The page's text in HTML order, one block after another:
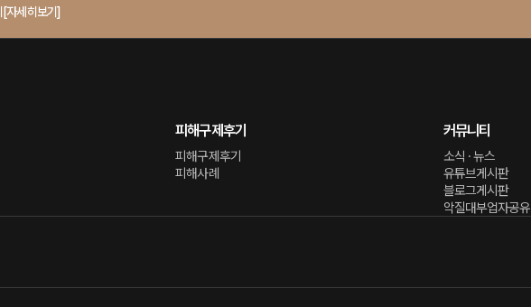
[자세히보기]
피해구제후기
피해구제후기
피해사례
커뮤니티
소식 · 뉴스
유튜브게시판
블로그게시판
악질대부업자공유